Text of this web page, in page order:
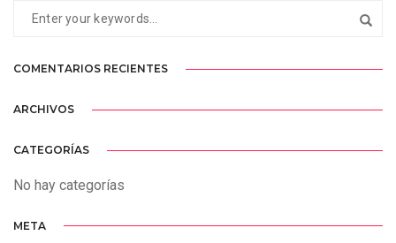
COMENTARIOS RECIENTES
ARCHIVOS
CATEGORÍAS
No hay categorías
META